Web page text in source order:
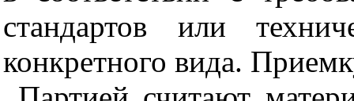
стандартов или
конкретного вида.